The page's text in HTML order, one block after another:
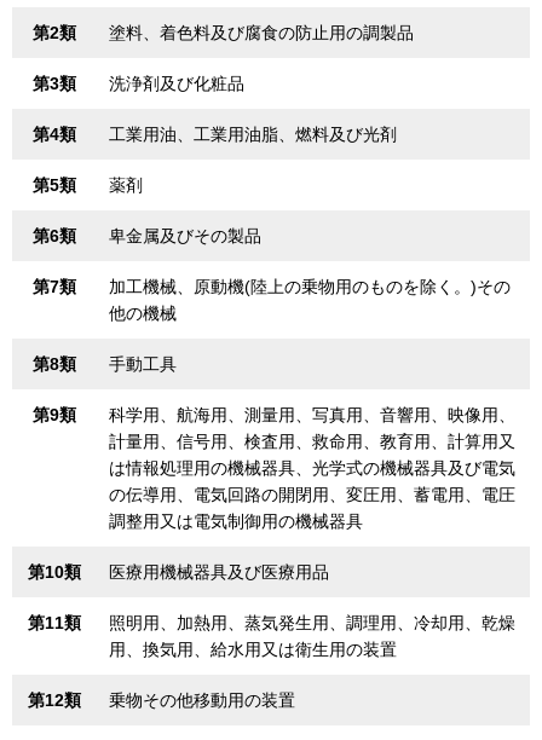
第2類 塗料、着色料及び腐食の防止用の調製品
第3類 洗浄剤及び化粧品
第4類 工業用油、工業用油脂、燃料及び光剤
第5類 薬剤
第6類 卑金属及びその製品
第7類
加工機械、原動機(陸上の乗物用のものを除く。)その
他の機械
第8類 手動工具
第9類
科学用、航海用、測量用、写真用、音響用、映像用、
計量用、信号用、検査用、救命用、教育用、計算用又
は情報処理用の機械器具、光学式の機械器具及び電気
の伝導用、電気回路の開閉用、変圧用、蓄電用、電圧
調整用又は電気制御用の機械器具
第10類 医療用機械器具及び医療用品
第11類
照明用、加熱用、蒸気発生用、調理用、冷却用、乾燥
用、換気用、給水用又は衛生用の装置
第12類 乗物その他移動用の装置